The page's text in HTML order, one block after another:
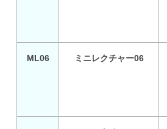
ML06 ミニレクチャー06